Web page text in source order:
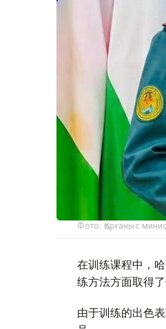
Фото: Қорғаныс
在训练课程中，
练方法方面取得了
由于训练的出色